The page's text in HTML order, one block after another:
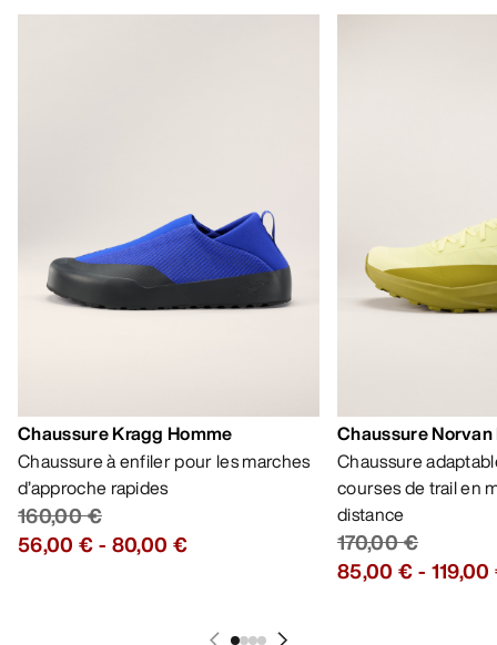
Chaussure Kragg Homme
Chaussure à enfiler pour les marches
d’approche rapides
160,00 €
56,00 €- 80,00 €
Chaussure
Chaussure
courses de trail en
distance
170,00 €
85,00 €-